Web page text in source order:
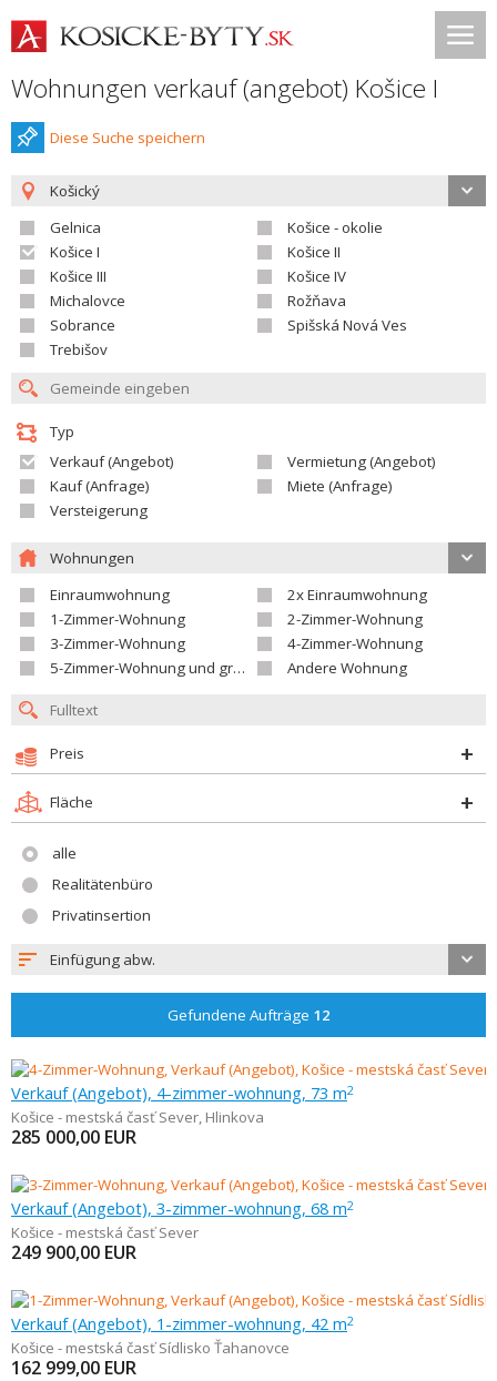
Wohnungen verkauf (angebot) Košice I
Diese Suche speichern
Košický
Gelnica
Košice - okolie
Košice I
Košice II
Košice III
Košice IV
Michalovce
Rožňava
Sobrance
Spišská Nová Ves
Trebišov
Typ
Verkauf (Angebot)
Vermietung (Angebot)
Kauf (Anfrage)
Miete (Anfrage)
Versteigerung
Wohnungen
Einraumwohnung
2x Einraumwohnung
1-Zimmer-Wohnung
2-Zimmer-Wohnung
3-Zimmer-Wohnung
4-Zimmer-Wohnung
5-Zimmer-Wohnung und größer
Andere Wohnung
Preis
Fläche
alle
Realitätenbüro
Privatinsertion
Einfügung abw.
Gefundene Aufträge 12
Verkauf (Angebot), 4-zimmer-wohnung, 73 m2
Košice - mestská časť Sever, Hlinkova
285 000,00 EUR
Verkauf (Angebot), 3-zimmer-wohnung, 68 m2
Košice - mestská časť Sever
249 900,00 EUR
Verkauf (Angebot), 1-zimmer-wohnung, 42 m2
Košice - mestská časť Sídlisko Ťahanovce
162 999,00 EUR